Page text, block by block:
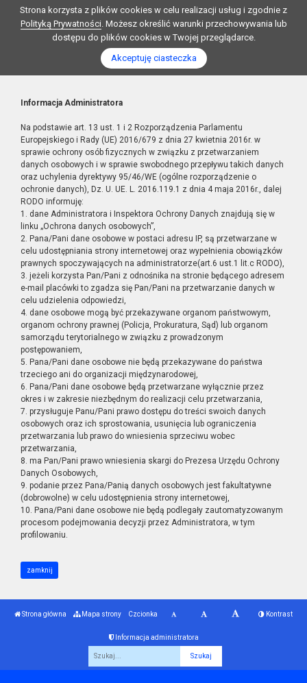
Strona korzysta z plików cookies w celu realizacji usług i zgodnie z
Polityką Prywatności. Możesz określić warunki przechowywania lub
dostępu do plików cookies w Twojej przeglądarce.
Akceptuję ciasteczka
Informacja Administratora
Na podstawie art. 13 ust. 1 i 2 Rozporządzenia Parlamentu
Europejskiego i Rady (UE) 2016/679 z dnia 27 kwietnia 2016r. w
sprawie ochrony osób fizycznych w związku z przetwarzaniem
danych osobowych i w sprawie swobodnego przepływu takich danych
oraz uchylenia dyrektywy 95/46/WE (ogólne rozporządzenie o
ochronie danych), Dz. U. UE. L. 2016.119.1 z dnia 4 maja 2016r., dalej
RODO informuję:
1. dane Administratora i Inspektora Ochrony Danych znajdują się w
linku „Ochrona danych osobowych”,
2. Pana/Pani dane osobowe w postaci adresu IP, są przetwarzane w
celu udostępniania strony internetowej oraz wypełnienia obowiązków
prawnych spoczywających na administratorze(art.6 ust.1 lit.c RODO),
3. jeżeli korzysta Pan/Pani z odnośnika na stronie będącego adresem
e-mail placówki to zgadza się Pan/Pani na przetwarzanie danych w
celu udzielenia odpowiedzi,
4. dane osobowe mogą być przekazywane organom państwowym,
organom ochrony prawnej (Policja, Prokuratura, Sąd) lub organom
samorządu terytorialnego w związku z prowadzonym
postępowaniem,
5. Pana/Pani dane osobowe nie będą przekazywane do państwa
trzeciego ani do organizacji międzynarodowej,
6. Pana/Pani dane osobowe będą przetwarzane wyłącznie przez
okres i w zakresie niezbędnym do realizacji celu przetwarzania,
7. przysługuje Panu/Pani prawo dostępu do treści swoich danych
osobowych oraz ich sprostowania, usunięcia lub ograniczenia
przetwarzania lub prawo do wniesienia sprzeciwu wobec
przetwarzania,
8. ma Pan/Pani prawo wniesienia skargi do Prezesa Urzędu Ochrony
Danych Osobowych,
9. podanie przez Pana/Panią danych osobowych jest fakultatywne
(dobrowolne) w celu udostępnienia strony internetowej,
10. Pana/Pani dane osobowe nie będą podlegały zautomatyzowanym
procesom podejmowania decyzji przez Administratora, w tym
profilowaniu.
zamknij
Strona główna Mapa strony Czcionka Kontrast
Informacja administratora